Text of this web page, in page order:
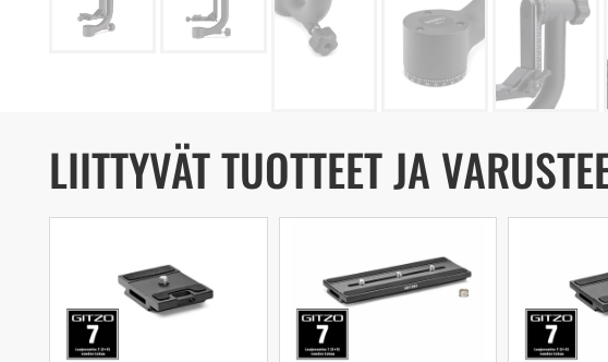
LIITTYVÄT TUOTTEET JA